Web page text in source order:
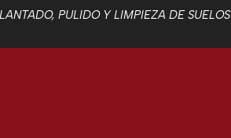
PULIDO Y LIMPIEZA DE SUELOS